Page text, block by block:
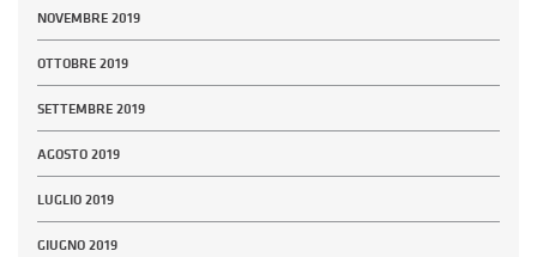
NOVEMBRE 2019
OTTOBRE 2019
SETTEMBRE 2019
AGOSTO 2019
LUGLIO 2019
GIUGNO 2019